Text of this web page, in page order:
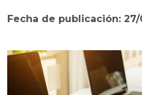
Fecha de publicación: 27/